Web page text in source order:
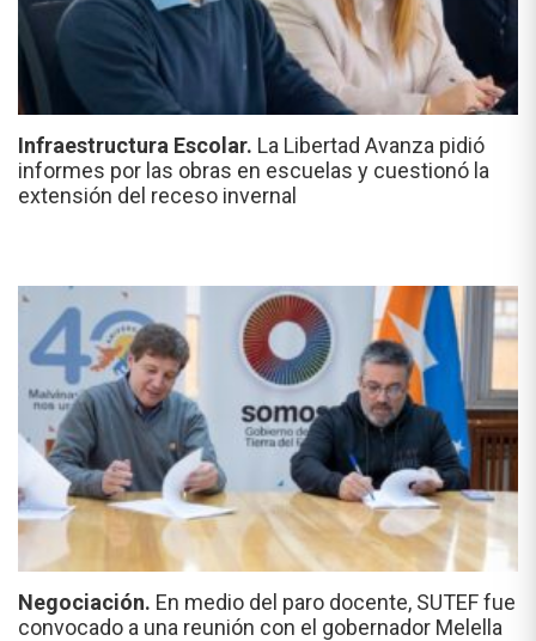
Infraestructura Escolar. La Libertad Avanza pidió
informes por las obras en escuelas y cuestionó la
extensión del receso invernal
Negociación. En medio del paro docente, SUTEF fue
convocado a una reunión con el gobernador Melella